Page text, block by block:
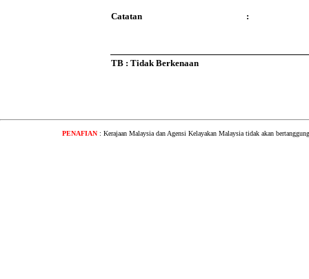
Catatan :
TB : Tidak Berkenaan
PENAFIAN : Kerajaan Malaysia dan Agensi Kelayakan Malaysia tidak akan